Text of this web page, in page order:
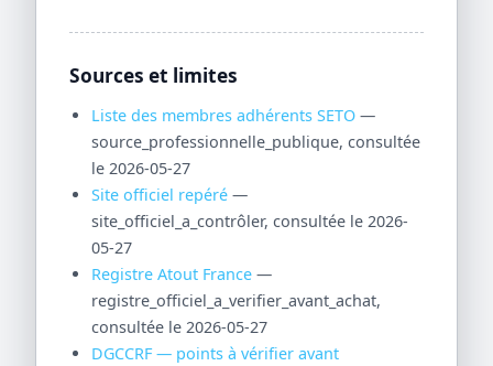
Sources et limites
Liste des membres adhérents SETO—
source_professionnelle_publique, consultée
le 2026-05-27
Site officiel repéré—
site_officiel_a_contrôler, consultée le 2026-
05-27
Registre Atout France—
registre_officiel_a_verifier_avant_achat,
consultée le 2026-05-27
DGCCRF — points à vérifier avant